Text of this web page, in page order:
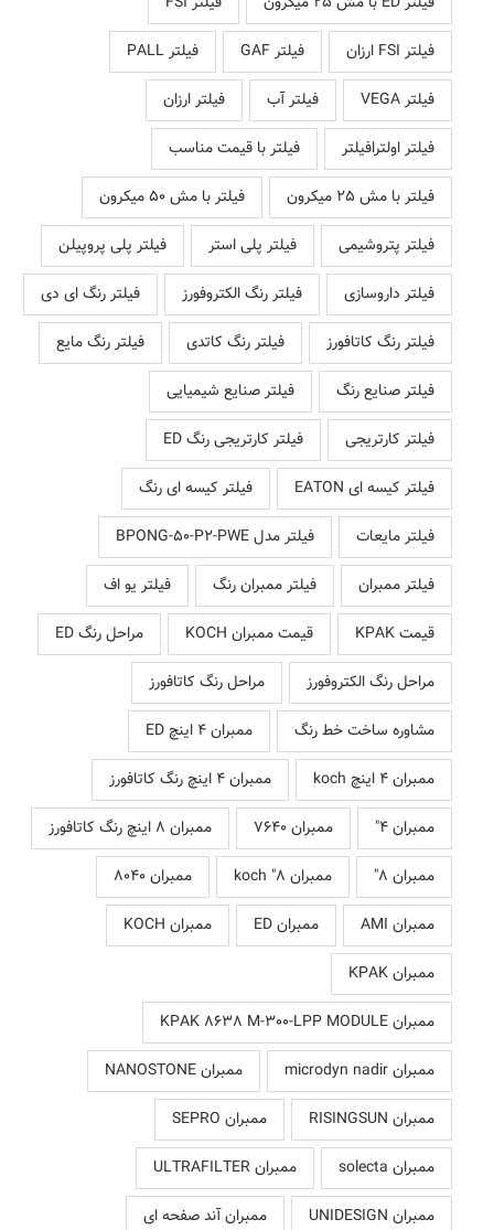
فیلتر FSI ارزان
فیلتر GAF
فیلتر PALL
فیلتر VEGA
فیلتر آب
فیلتر ارزان
فیلتر اولترافیلتر
فیلتر با قیمت مناسب
فیلتر با مش 25 میکرون
فیلتر با مش 50 میکرون
فیلتر پتروشیمی
فیلتر پلی استر
فیلتر پلی پروپیلن
فیلتر داروسازی
فیلتر رنگ الکتروفورز
فیلتر رنگ ای دی
فیلتر رنگ کاتافورز
فیلتر رنگ کاتدی
فیلتر رنگ مایع
فیلتر صنایع رنگ
فیلتر صنایع شیمیایی
فیلتر کارتریجی
فیلتر کارتریجی رنگ ED
فیلتر کیسه ای EATON
فیلتر کیسه ای رنگ
فیلتر مایعات
فیلتر مدل BPONG-50-P2-PWE
فیلتر ممبران
فیلتر ممبران رنگ
فیلتر یو اف
قیمت KPAK
قیمت ممبران KOCH
مراحل رنگ ED
مراحل رنگ الکتروفورز
مراحل رنگ کاتافورز
مشاوره ساخت خط رنگ
ممبران 4 اینچ ED
ممبران 4 اینچ koch
ممبران 4 اینچ رنگ کاتافورز
ممبران 4"
ممبران 7640
ممبران 8 اینچ رنگ کاتافورز
ممبران 8"
ممبران 8" koch
ممبران 8040
ممبران AMI
ممبران ED
ممبران KOCH
ممبران KPAK
ممبران KPAK 8638 M-300-LPP MODULE
ممبران microdyn nadir
ممبران NANOSTONE
ممبران RISINGSUN
ممبران SEPRO
ممبران solecta
ممبران ULTRAFILTER
ممبران UNIDESIGN
ممبران آند صفحه ای